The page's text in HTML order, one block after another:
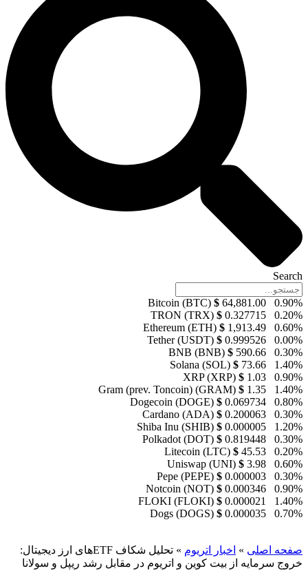
Search
Bitcoin (BTC) $ 64,881.00
0.90%
TRON (TRX) $ 0.327715
0.20%
Ethereum (ETH) $ 1,913.49
0.60%
Tether (USDT) $ 0.999526
0.00%
BNB (BNB) $ 590.66
0.30%
Solana (SOL) $ 73.66
1.40%
XRP (XRP) $ 1.03
0.90%
Gram (prev. Toncoin) (GRAM) $ 1.35
1.40%
Dogecoin (DOGE) $ 0.069734
0.80%
Cardano (ADA) $ 0.200063
0.30%
Shiba Inu (SHIB) $ 0.000005
1.20%
Polkadot (DOT) $ 0.819448
0.30%
Litecoin (LTC) $ 45.53
0.20%
Uniswap (UNI) $ 3.98
0.60%
Pepe (PEPE) $ 0.000003
0.30%
Notcoin (NOT) $ 0.000346
0.90%
FLOKI (FLOKI) $ 0.000021
1.40%
Dogs (DOGS) $ 0.000035 0.70%
صفحه اصلی » اخبار اتریوم »
تحلیل شکاف ETFهای ارز دیجیتال:
خروج سرمایه از بیت کوین و اتریوم در مقابل رشد ریپل و سولانا